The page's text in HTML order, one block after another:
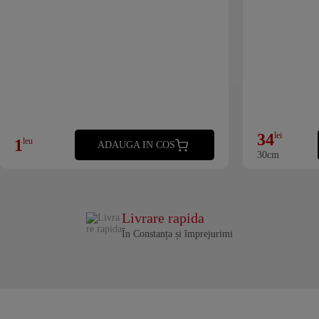
1 leu ADAUGA IN COS 34lei
30cm
Livrare rapida
În Constanța și împrejurimi